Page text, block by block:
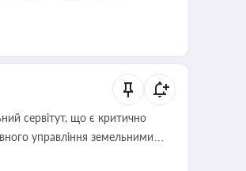
сервітут, що є критично
управління земельними